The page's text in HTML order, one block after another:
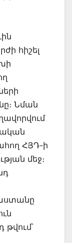
հիշել
Նման
ՀՅԴ-ի
մեջ։
թվում՝